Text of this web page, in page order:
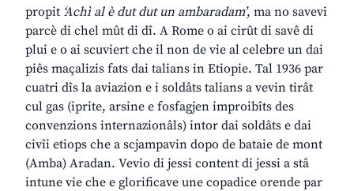
propit ‘Achì al è dut dut un ambaradam’, ma no savevi
parcè di chel mût di dî. A Rome o ai cirût di savê di
plui e o ai scuviert che il non de vie al celebre un dai
piês maçalizis fats dai talians in Etiopie. Tal 1936 par
cuatri dîs la aviazion e i soldâts talians a vevin tirât
cul gas (iprite, arsine e fosfagjen improibîts des
convenzions internazionâls) intor dai soldâts e dai
civîi etiops che a scjampavin dopo de bataie de mont
(Amba) Aradan. Vevio di jessi content di jessi a stâ
intune vie che e glorificave une copadice orende par